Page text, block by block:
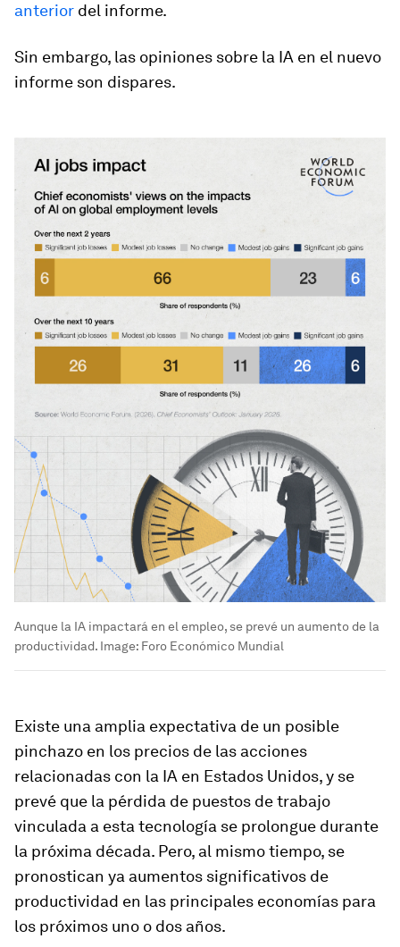
anterior del informe.
Sin embargo, las opiniones sobre la IA en el nuevo
informe son dispares.
Aunque la IA impactará en el empleo, se prevé un aumento de la
productividad. Image: Foro Económico Mundial
Existe una amplia expectativa de un posible
pinchazo en los precios de las acciones
relacionadas con la IA en Estados Unidos, y se
prevé que la pérdida de puestos de trabajo
vinculada a esta tecnología se prolongue durante
la próxima década. Pero, al mismo tiempo, se
pronostican ya aumentos significativos de
productividad en las principales economías para
los próximos uno o dos años.